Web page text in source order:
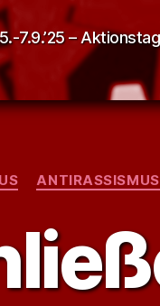
7.9.’25 –
Kategorien